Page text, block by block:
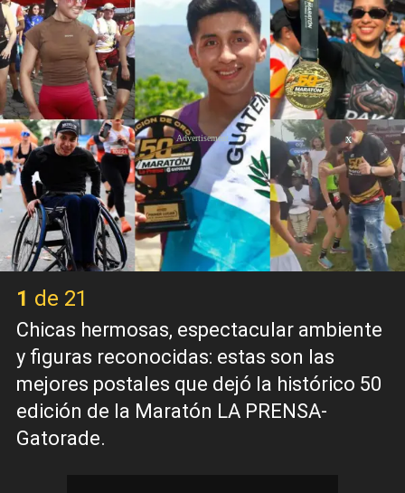
1 de 21
Chicas hermosas, espectacular ambiente
y figuras reconocidas: estas son las
mejores postales que dejó la histórico 50
edición de la Maratón LA PRENSA-
Gatorade.
X